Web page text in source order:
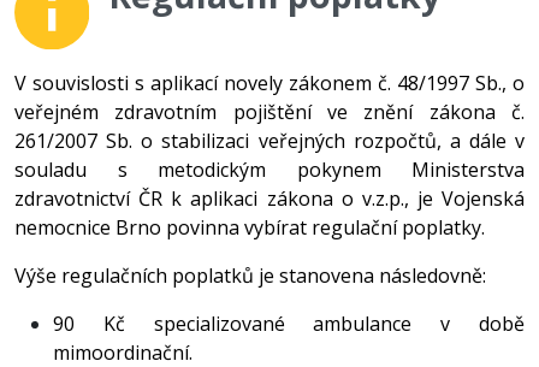
V souvislosti s aplikací novely zákonem č. 48/1997 Sb., o
veřejném zdravotním pojištění ve znění zákona č.
261/2007 Sb. o stabilizaci veřejných rozpočtů, a dále v
souladu s metodickým pokynem Ministerstva
zdravotnictví ČR k aplikaci zákona o v.z.p., je Vojenská
nemocnice Brno povinna vybírat regulační poplatky.
Výše regulačních poplatků je stanovena následovně:
90 Kč specializované ambulance v době
mimoordinační.